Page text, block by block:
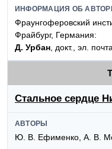
ИНФОРМАЦИЯ ОБ
Фраунгоферовский
Фрайбург, Германия:
Д. Урбан , докт., эл.
Стальное сердце
АВТОРЫ
Ю. В. Ефименко, А. В.